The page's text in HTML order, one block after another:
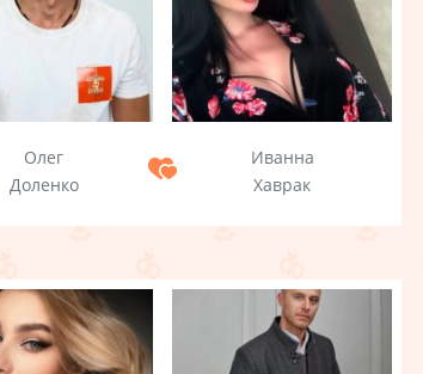
Олег
Доленко
Иванна
Хаврак